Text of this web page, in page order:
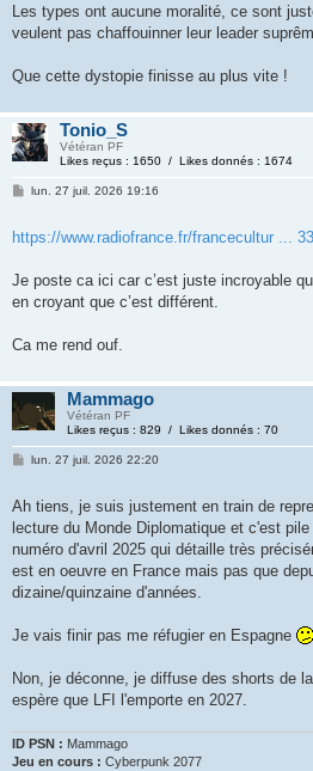
Les types ont aucune moralité, ce sont
veulent pas chaffouinner leur leader
Que cette dystopie finisse au plus vite !
Tonio_S
Vétéran PF
Likes reçus : 1650 / Likes donnés : 1674
lun. 27 juil. 2026 19:16
https://www.radiofrance.fr/francecultur ...
Je poste ca ici car c’est juste incroyable
en croyant que c’est différent.
Ca me rend ouf.
Mammago
Vétéran PF
Likes reçus : 829 / Likes donnés : 70
lun. 27 juil. 2026 22:20
Ah tiens, je suis justement en train de
lecture du Monde Diplomatique et c'est
numéro d'avril 2025 qui détaille très
est en oeuvre en France mais pas que
dizaine/quinzaine d'années.
Je vais finir pas me réfugier en Espagne
Non, je déconne, je diffuse des shorts de
espère que LFI l'emporte en 2027.
ID PSN : Mammago
Jeu en cours : Cyberpunk 2077